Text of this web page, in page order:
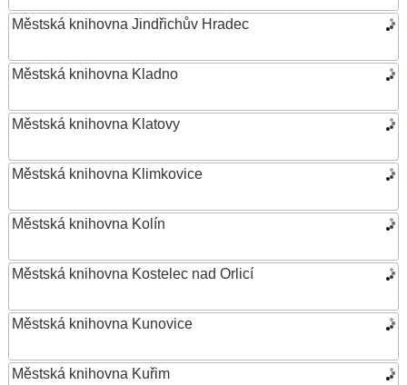
Městská knihovna Jindřichův Hradec
Městská knihovna Kladno
Městská knihovna Klatovy
Městská knihovna Klimkovice
Městská knihovna Kolín
Městská knihovna Kostelec nad Orlicí
Městská knihovna Kunovice
Městská knihovna Kuřim